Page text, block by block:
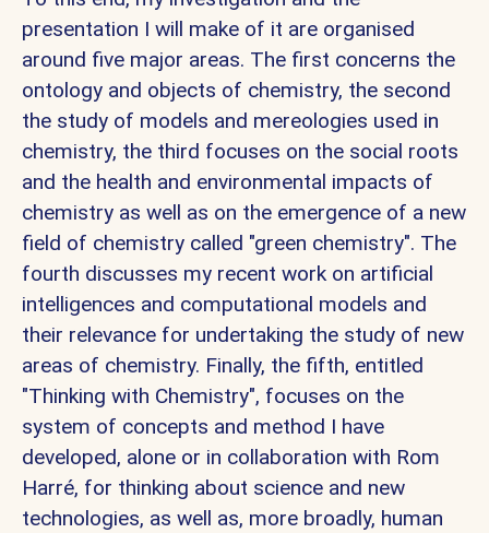
presentation I will make of it are organised
around five major areas. The first concerns the
ontology and objects of chemistry, the second
the study of models and mereologies used in
chemistry, the third focuses on the social roots
and the health and environmental impacts of
chemistry as well as on the emergence of a new
field of chemistry called "green chemistry". The
fourth discusses my recent work on artificial
intelligences and computational models and
their relevance for undertaking the study of new
areas of chemistry. Finally, the fifth, entitled
"Thinking with Chemistry", focuses on the
system of concepts and method I have
developed, alone or in collaboration with Rom
Harré, for thinking about science and new
technologies, as well as, more broadly, human